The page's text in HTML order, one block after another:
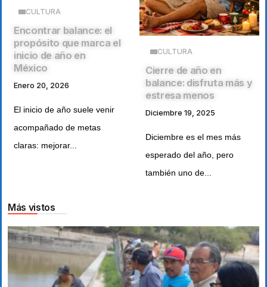
CULTURA
Encontrar balance: el
propósito que marca el
inicio de año en
México
Enero 20, 2026
El inicio de año suele venir
acompañado de metas
claras: mejorar...
CULTURA
Cierre de año en
balance: disfruta más y
estresa menos
Diciembre 19, 2025
Diciembre es el mes más
esperado del año, pero
también uno de...
Más vistos